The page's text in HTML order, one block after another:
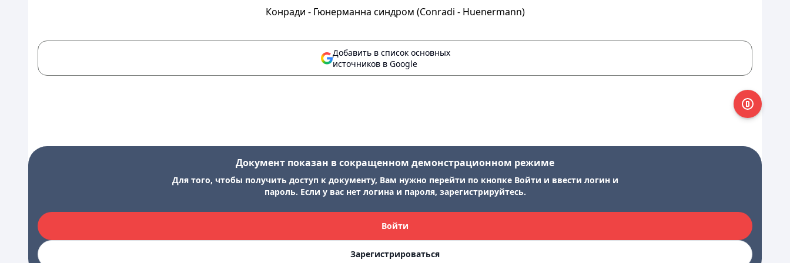
Конради - Гюнерманна синдром (Conradi - Huenermann)
Добавить в список основных
источников в Google
Документ показан в сокращенном демонстрационном режиме
Для того, чтобы получить доступ к документу, Вам нужно перейти по кнопке Войти и ввести логин и
пароль. Если у вас нет логина и пароля, зарегистрируйтесь.
Войти
Зарегистрироваться